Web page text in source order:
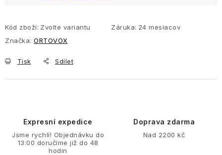
Kód zboží: Zvolte variantu Záruka: 24 mesiacov
Značka: ORTOVOX
Tisk Sdílet
Expresní expedice
Jsme rychlí! Objednávku do
13:00 doručíme již do 48
hodin
Doprava zdarma
Nad 2200 kč